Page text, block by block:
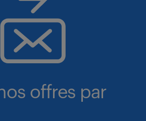
offres par